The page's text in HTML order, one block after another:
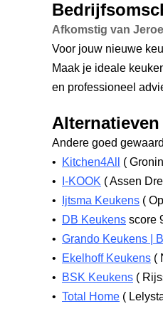
Afkomstig van
Voor jouw nieuwe
Maak je ideale
en professioneel
Andere goed
•
Kitchen4All (
•
I-KOOK (Assen
•
Ijtsma Keukens (
•
DB Keukens score
• Grando Keukens |
•
Ekelhoff Keukens (
•
BSK Keukens (
• Total Home (